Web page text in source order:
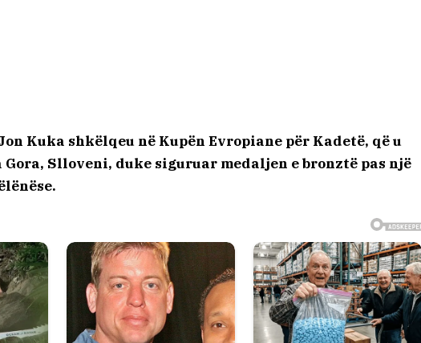
Kuka shkëlqeu në Kupën Evropiane për Kadetë, që u
Slloveni, duke siguruar medaljen e bronztë pas një